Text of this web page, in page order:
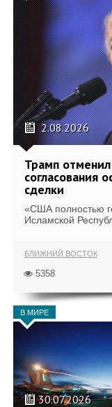
2.08.2026
Трамп
согласования
сделки
«США полностью
Исламской
БЛИЖНИЙ ВОСТОК
5358
В МИРЕ
30.07.2026